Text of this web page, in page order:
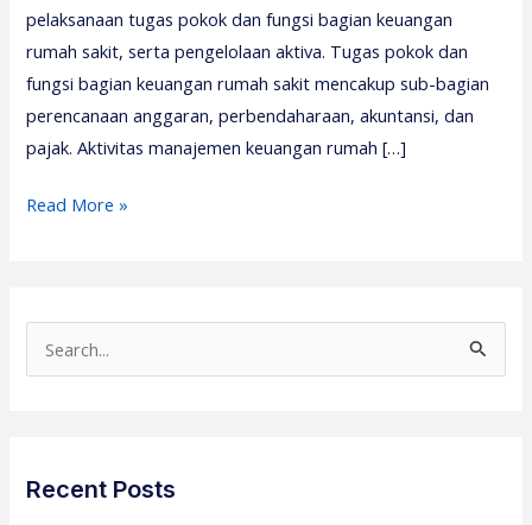
pelaksanaan tugas pokok dan fungsi bagian keuangan
rumah sakit, serta pengelolaan aktiva. Tugas pokok dan
fungsi bagian keuangan rumah sakit mencakup sub-bagian
perencanaan anggaran, perbendaharaan, akuntansi, dan
pajak. Aktivitas manajemen keuangan rumah […]
Pelatihan
2026
Center
Read More »
e
c
Recent Posts